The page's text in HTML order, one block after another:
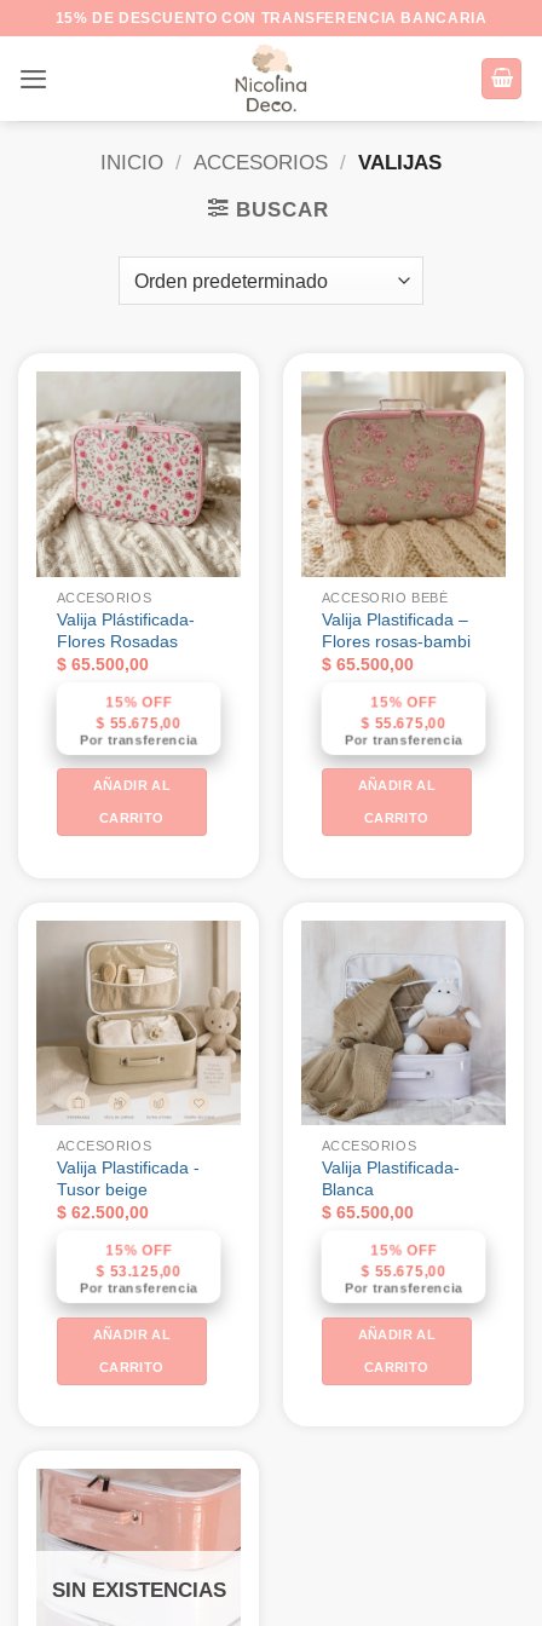
contenido
15% DE DESCUENTO CON TRANSFERENCIA BANCARIA
INICIO / ACCESORIOS / VALIJAS
BUSCAR
ACCESORIOS
Valija Plástificada-
Flores Rosadas
$65.500,00
15% OFF
$ 55.675,00
Por transferencia
AÑADIR AL
CARRITO
ACCESORIO BEBÉ
Valija Plastificada –
Flores rosas-bambi
$65.500,00
15% OFF
$ 55.675,00
Por transferencia
AÑADIR AL
CARRITO
ACCESORIOS
Valija Plastificada -
Tusor beige
$62.500,00
15% OFF
$ 53.125,00
Por transferencia
AÑADIR AL
CARRITO
ACCESORIOS
Valija Plastificada-
Blanca
$65.500,00
15% OFF
$ 55.675,00
Por transferencia
AÑADIR AL
CARRITO
SIN EXISTENCIAS